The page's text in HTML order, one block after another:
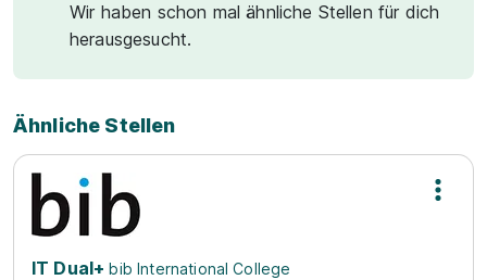
Wir haben schon mal ähnliche Stellen für dich
herausgesucht.
Ähnliche Stellen
IT Dual+ bib International College